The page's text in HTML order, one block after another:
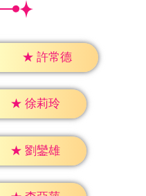
★ 許常德
★ 徐莉玲
★ 劉鑾雄